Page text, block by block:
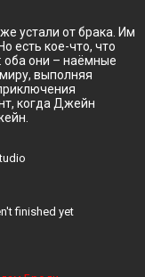
устали от брака. Им
есть кое-что, что
оба они – наёмные
выполняя
когда Джейн
finished yet